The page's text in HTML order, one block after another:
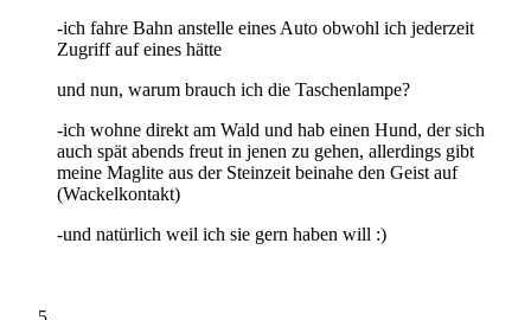
-ich fahre Bahn anstelle eines Auto obwohl ich jederzeit
Zugriff auf eines hätte
und nun, warum brauch ich die Taschenlampe?
-ich wohne direkt am Wald und hab einen Hund, der sich
auch spät abends freut in jenen zu gehen, allerdings gibt
meine Maglite aus der Steinzeit beinahe den Geist auf
(Wackelkontakt)
-und natürlich weil ich sie gern haben will :)